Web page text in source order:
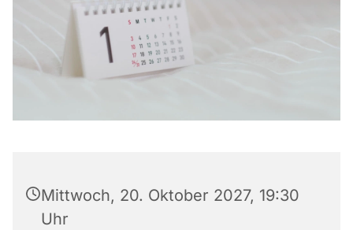
Mittwoch, 20. Oktober 2027, 19:30
Uhr